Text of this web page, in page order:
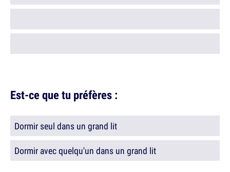
Est-ce que tu préfères :
Dormir seul dans un grand lit
Dormir avec quelqu'un dans un grand lit